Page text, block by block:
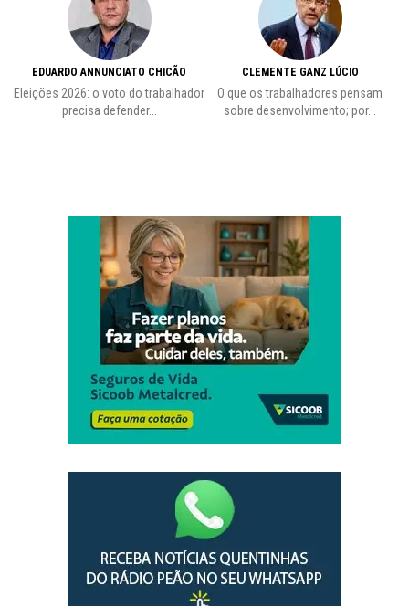
EDUARDO ANNUNCIATO CHICÃO
Eleições 2026: o voto do trabalhador
precisa defender...
CLEMENTE GANZ LÚCIO
O que os trabalhadores pensam
sobre desenvolvimento; por...